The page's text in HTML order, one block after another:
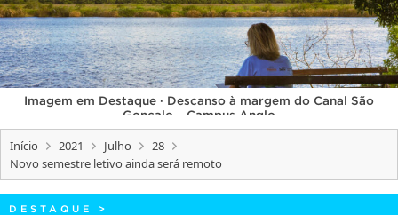
CONCURSOS
EDITAIS
INTERNACIONAL
OUVIDORIA
PORTARIAS
TELEFONES
Imagem em Destaque · Descanso à margem do Canal São
Gonçalo – Campus Anglo
Início 2021 Julho
28
Novo semestre letivo ainda será remoto
DESTAQUE >